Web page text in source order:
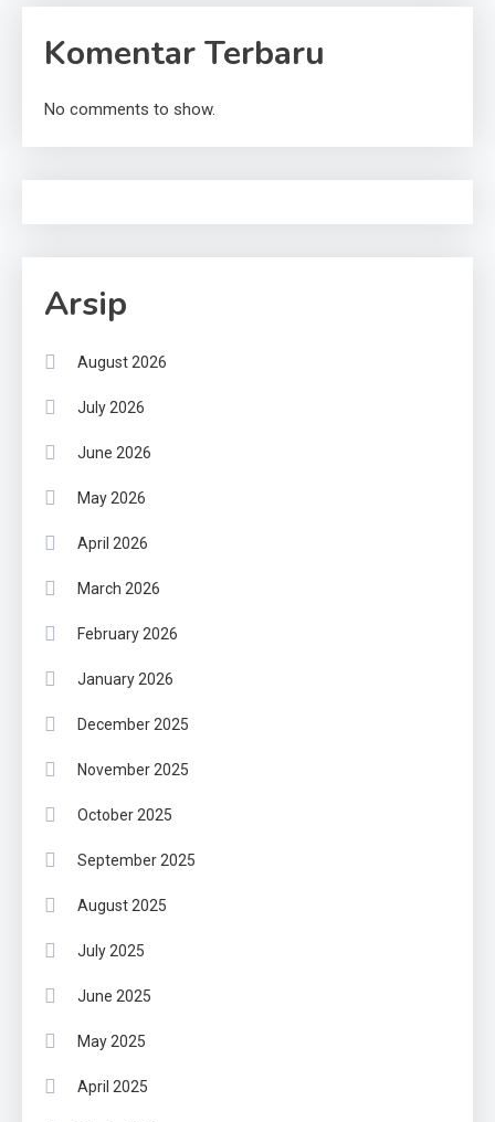
Komentar Terbaru
No comments to show.
Arsip
August 2026
July 2026
June 2026
May 2026
April 2026
March 2026
February 2026
January 2026
December 2025
November 2025
October 2025
September 2025
August 2025
July 2025
June 2025
May 2025
April 2025